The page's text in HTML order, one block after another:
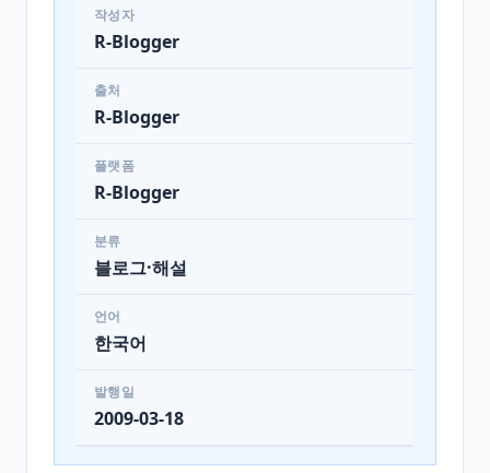
작성자
R-Blogger
출처
R-Blogger
플랫폼
R-Blogger
분류
블로그·해설
언어
한국어
발행일
2009-03-18